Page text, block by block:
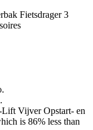
Fietsdrager 3
Vijver Opstart- en
is 86% less than